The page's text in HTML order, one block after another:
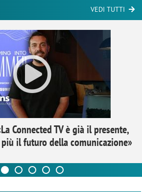
VEDI TUTTI
Connected TV è già il presente,
il futuro della comunicazione»